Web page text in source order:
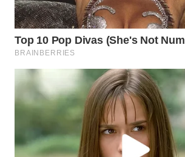
WN
BORNEO
Wahana
Media
Group
WAHANA
NEWS
WAHANA